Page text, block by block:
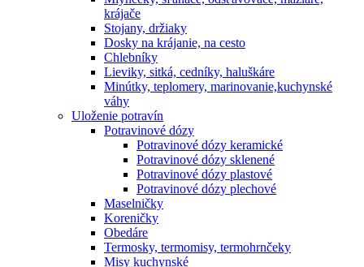
krájače
Stojany, držiaky
Dosky na krájanie, na cesto
Chlebníky
Lieviky, sitká, cedníky, haluškáre
Minútky, teplomery, marinovanie,kuchynské
váhy
Uloženie potravín
Potravinové dózy
Potravinové dózy keramické
Potravinové dózy sklenené
Potravinové dózy plastové
Potravinové dózy plechové
Maselničky
Koreničky
Obedáre
Termosky, termomisy, termohrnčeky
Misy kuchynské